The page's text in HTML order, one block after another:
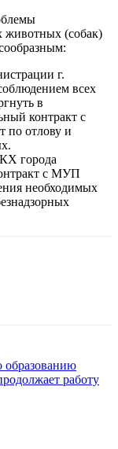
животных (собак)
г.
всех
в
контракт с
отлову и
города
с МУП
необходимых
образованию
работу